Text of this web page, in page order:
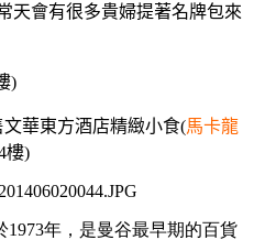
天會有很多貴婦提著名牌包來
)
文華東方酒店精緻小食(馬卡龍
樓)
1973年，是曼谷最早期的百貨